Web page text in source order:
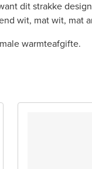
dit strakke
wit, mat wit, mat
warmteafgifte.